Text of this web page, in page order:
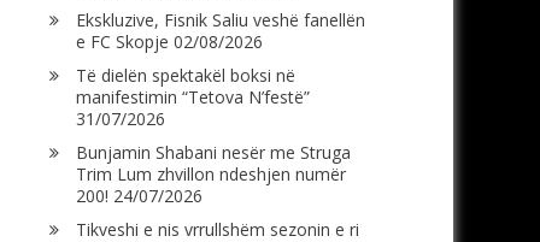
Ekskluzive, Fisnik Saliu veshë fanellën
e FC Skopje 02/08/2026
Të dielën spektakël boksi në
manifestimin “Tetova N’festë”
31/07/2026
Bunjamin Shabani nesër me Struga
Trim Lum zhvillon ndeshjen numër
200! 24/07/2026
Tikveshi e nis vrrullshëm sezonin e ri